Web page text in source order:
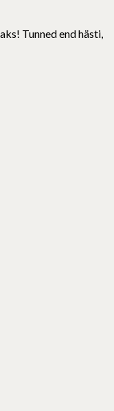
Tunned end hästi,